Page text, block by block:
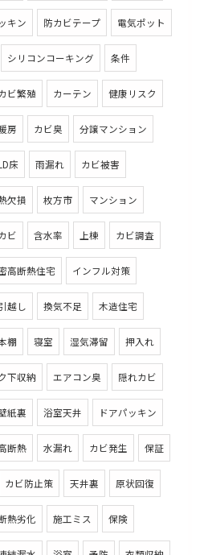
キン 防カビテープ 電気ポット
シリコンコーキング 条件
ビ繁殖 カーテン 健康リスク
房 カビ臭 分譲マンション
床 雨漏れ カビ被害
欠損 枚方市 マンション
ビ 含水率 上棟 カビ調査
高断熱住宅 インフル対策
越し 換気不足 木造住宅
棚 寝室 湿気滞留 押入れ
下収納 エアコン臭 隠れカビ
紙裏 浴室天井 ドアパッキン
断熱 水漏れ カビ発生 保証
カビ防止策 天井裏 原状回復
熱劣化 施工ミス 保険